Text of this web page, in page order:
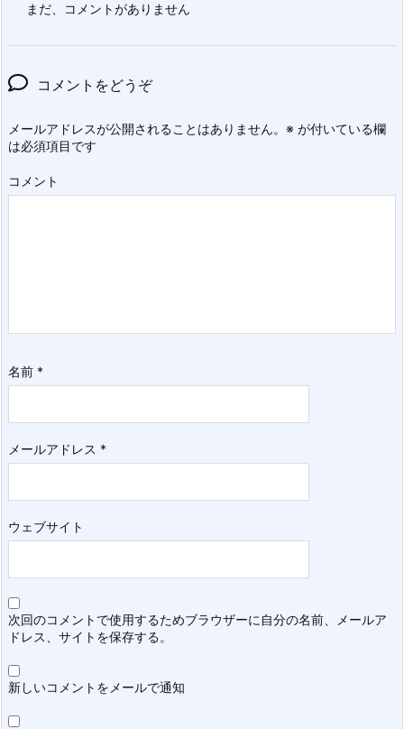
まだ、コメントがありません
コメントをどうぞ
メールアドレスが公開されることはありません。 ※ が付いている欄
は必須項目です
コメント
名前 *
メールアドレス *
ウェブサイト
次回のコメントで使用するためブラウザーに自分の名前、メールア
ドレス、サイトを保存する。
新しいコメントをメールで通知